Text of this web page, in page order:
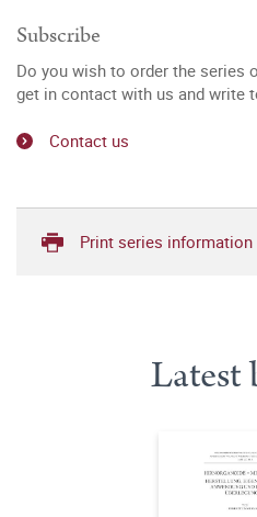
Subscribe
Do you wish to order the series
get in contact with us and write
Contact us
Print series information
Latest